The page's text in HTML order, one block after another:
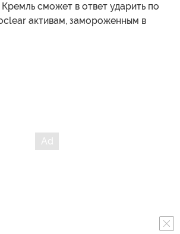
сможет в ответ ударить по
активам, замороженным в